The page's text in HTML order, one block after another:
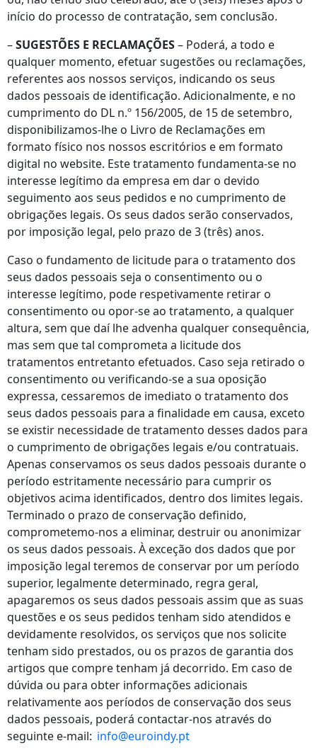
início do processo de contratação, sem conclusão.
–SUGESTÕES E RECLAMAÇÕES– Poderá, a todo e
qualquer momento, efetuar sugestões ou reclamações,
referentes aos nossos serviços, indicando os seus
dados pessoais de identificação. Adicionalmente, e no
cumprimento do DL n.º 156/2005, de 15 de setembro,
disponibilizamos-lhe o Livro de Reclamações em
formato físico nos nossos escritórios e em formato
digital no website. Este tratamento fundamenta-se no
interesse legítimo da empresa em dar o devido
seguimento aos seus pedidos e no cumprimento de
obrigações legais. Os seus dados serão conservados,
por imposição legal, pelo prazo de 3 (três) anos.
Caso o fundamento de licitude para o tratamento dos
seus dados pessoais seja o consentimento ou o
interesse legítimo, pode respetivamente retirar o
consentimento ou opor-se ao tratamento, a qualquer
altura, sem que daí lhe advenha qualquer consequência,
mas sem que tal comprometa a licitude dos
tratamentos entretanto efetuados. Caso seja retirado o
consentimento ou verificando-se a sua oposição
expressa, cessaremos de imediato o tratamento dos
seus dados pessoais para a finalidade em causa, exceto
se existir necessidade de tratamento desses dados para
o cumprimento de obrigações legais e/ou contratuais.
Apenas conservamos os seus dados pessoais durante o
período estritamente necessário para cumprir os
objetivos acima identificados, dentro dos limites legais.
Terminado o prazo de conservação definido,
comprometemo-nos a eliminar, destruir ou anonimizar
os seus dados pessoais. À exceção dos dados que por
imposição legal teremos de conservar por um período
superior, legalmente determinado, regra geral,
apagaremos os seus dados pessoais assim que as suas
questões e os seus pedidos tenham sido atendidos e
devidamente resolvidos, os serviços que nos solicite
tenham sido prestados, ou os prazos de garantia dos
artigos que compre tenham já decorrido. Em caso de
dúvida ou para obter informações adicionais
relativamente aos períodos de conservação dos seus
dados pessoais, poderá contactar-nos através do
seguinte e-mail: info@euroindy.pt